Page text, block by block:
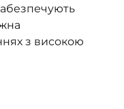
з високою